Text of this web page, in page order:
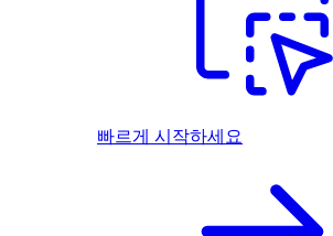
빠르게 시작하세요